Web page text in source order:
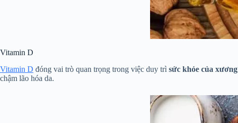
Vitamin D
Vitamin D đóng vai trò quan trọng trong việc duy trì sức khỏe của xương
chậm lão hóa da.